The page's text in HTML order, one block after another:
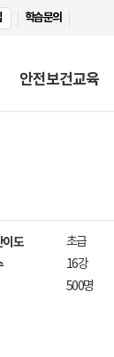
안전보건교육
학습문의
이도 초급
16강
500명